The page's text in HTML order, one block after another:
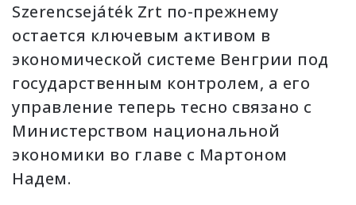
Szerencsejáték Zrt по-прежнему
остается ключевым активом в
экономической системе Венгрии под
государственным контролем, а его
управление теперь тесно связано с
Министерством национальной
экономики во главе с Мартоном
Надем.